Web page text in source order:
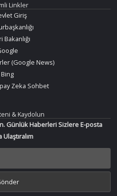
Linkler
Giriş
Bakanlığı
(Google News)
Bing
Zeka Sohbet
& Kaydolun
Günlük Haberleri Sizlere E-posta
Ulaştıralım